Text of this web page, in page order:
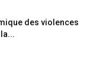
des violences